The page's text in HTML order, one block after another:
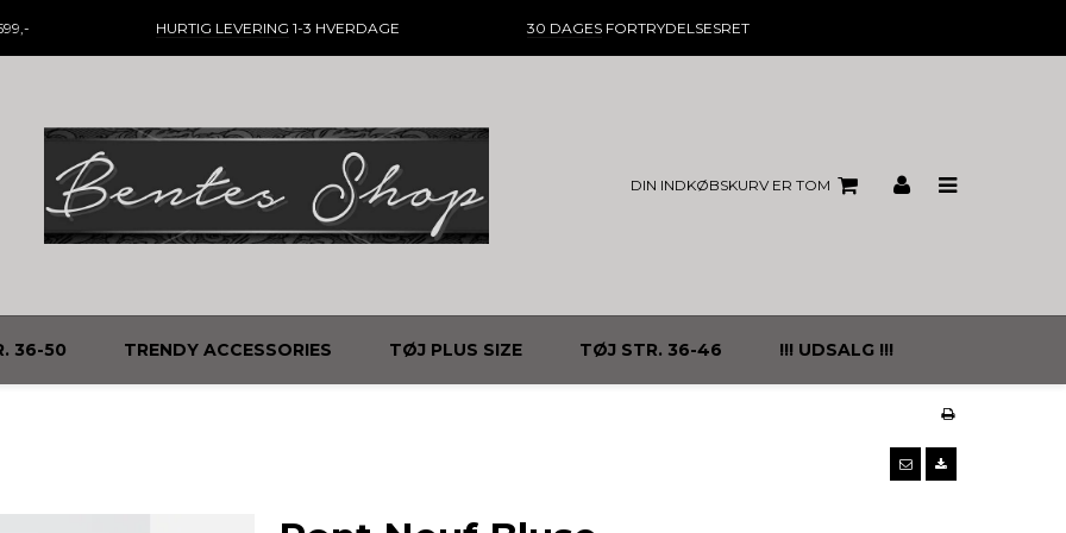
HURTIG LEVERING 1-3 HVERDAGE 30 DAGESFORTRYDELSESRET
DIN INDKØBSKURV ER TOM
36-50 TRENDY ACCESSORIES TØJ PLUS SIZE TØJ STR. 36-46 !!! UDSALG !!!